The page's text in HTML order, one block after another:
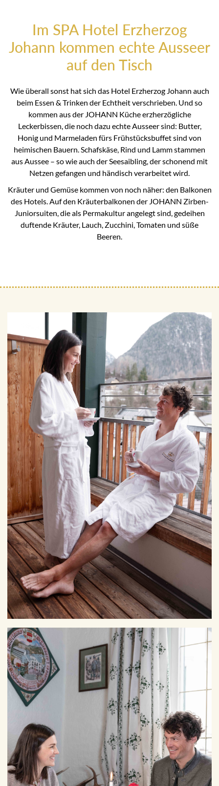
Im SPA Hotel Erzherzog
Johann kommen echte Ausseer
auf den Tisch
Wie überall sonst hat sich das Hotel Erzherzog Johann auch
beim Essen & Trinken der Echtheit verschrieben. Und so
kommen aus der JOHANN Küche erzherzögliche
Leckerbissen, die noch dazu echte Ausseer sind: Butter,
Honig und Marmeladen fürs Frühstücksbuffet sind von
heimischen Bauern. Schafskäse, Rind und Lamm stammen
aus Aussee – so wie auch der Seesaibling, der schonend mit
Netzen gefangen und händisch verarbeitet wird.
Kräuter und Gemüse kommen von noch näher: den Balkonen
des Hotels. Auf den Kräuterbalkonen der JOHANN Zirben-
Juniorsuiten, die als Permakultur angelegt sind, gedeihen
duftende Kräuter, Lauch, Zucchini, Tomaten und süße
Beeren.